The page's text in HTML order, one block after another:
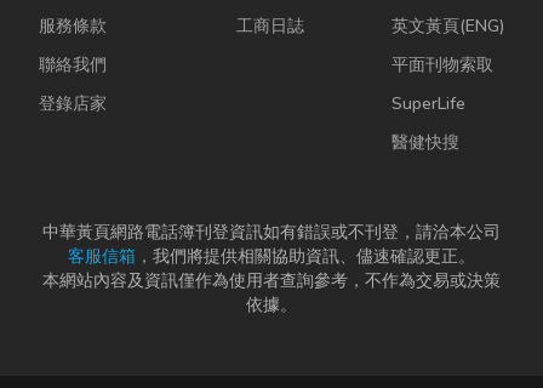
服務條款
聯絡我們
登錄店家
工商日誌
英文黃頁(ENG)
平面刊物索取
SuperLife
醫健快搜
中華黃頁網路電話簿刊登資訊如有錯誤或不刊登，請洽本公司
客服信箱 ，我們將提供相關協助資訊、儘速確認更正。
本網站內容及資訊僅作為使用者查詢參考，不作為交易或決策
依據。